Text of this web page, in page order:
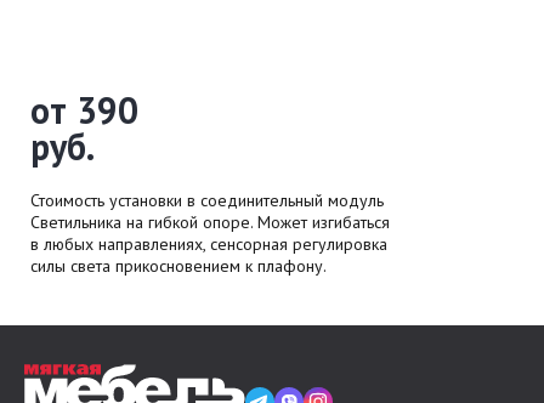
от 390
руб.
Стоимость установки в соединительный модуль
Светильника на гибкой опоре. Может изгибаться
в любых направлениях, сенсорная регулировка
силы света прикосновением к плафону.